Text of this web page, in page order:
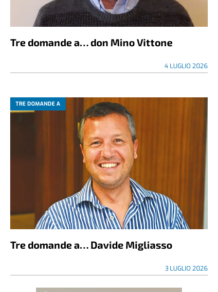
Tre domande a… don Mino Vittone
4 LUGLIO 2026
TRE DOMANDE A
Tre domande a… Davide Migliasso
3 LUGLIO 2026